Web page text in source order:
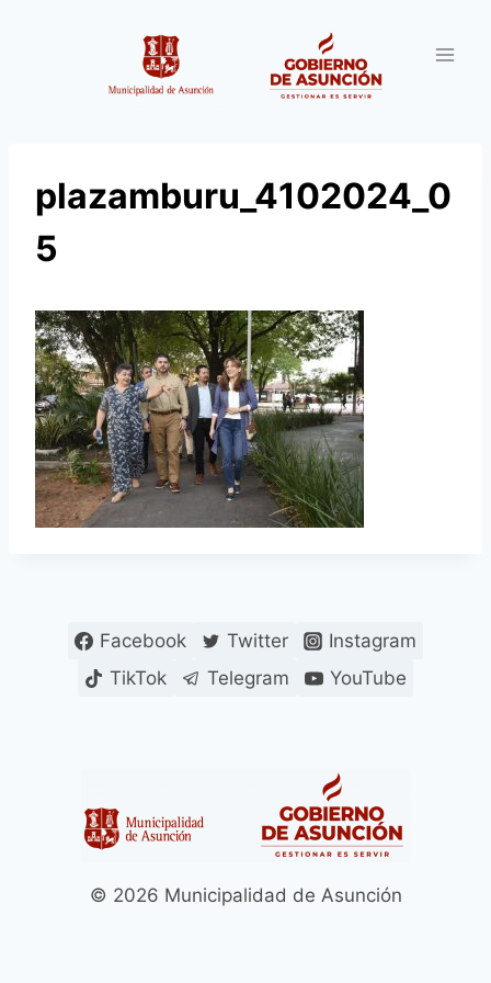
plazamburu_4102024_0
5
Facebook Twitter
Instagram
TikTok
Telegram YouTube
© 2026 Municipalidad de Asunción